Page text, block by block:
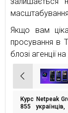
Якщо вам
просування в
блозі агенції на
Навігація
записів
Курс Netpeak
855